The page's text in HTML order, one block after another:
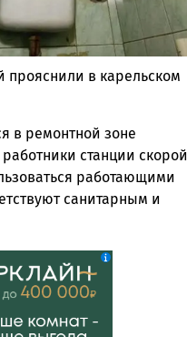
прояснили в карельском
в ремонтной зоне
станции скорой
работающими
санитарным и